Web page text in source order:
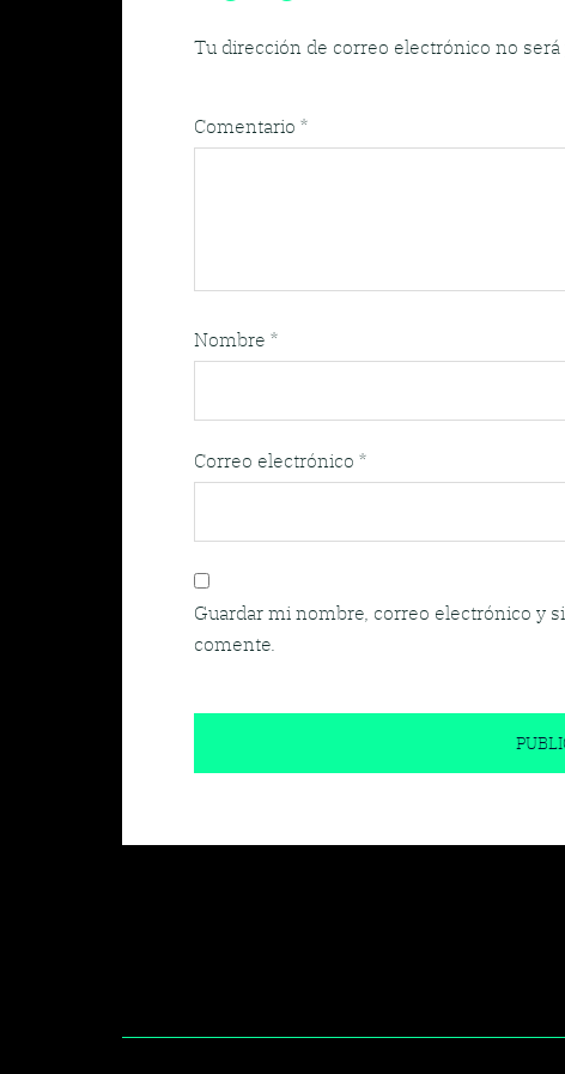
Tu dirección de correo electrónico no será
Comentario *
Nombre *
Correo electrónico *
Guardar mi nombre, correo electrónico y
comente.